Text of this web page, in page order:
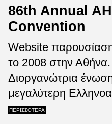
86th Annual
Convention
Website
το 2008 στην Αθήνα.
Διοργανώτρια
μεγαλύτερη
ΠΕΡΙΣΣΟΤΕΡΑ